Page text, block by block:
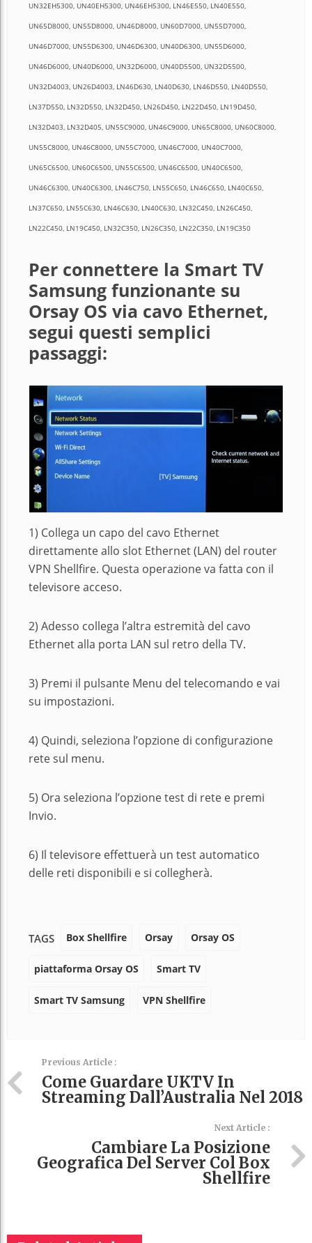
UN32EH5300, UN40EH5300, UN46EH5300, LN46E550, LN40E550,
UN65D8000, UN55D8000, UN46D8000, UN60D7000, UN55D7000,
UN46D7000, UN55D6300, UN46D6300, UN40D6300, UN55D6000,
UN46D6000, UN40D6000, UN32D6000, UN40D5500, UN32D5500,
UN32D4003, UN26D4003, LN46D630, LN40D630, LN46D550, LN40D550,
LN37D550, LN32D550, LN32D450, LN26D450, LN22D450, LN19D450,
LN32D403, LN32D405, UN55C9000, UN46C9000, UN65C8000, UN60C8000,
UN55C8000, UN46C8000, UN55C7000, UN46C7000, UN40C7000,
UN65C6500, UN60C6500, UN55C6500, UN46C6500, UN40C6500,
UN46C6300, UN40C6300, LN46C750, LN55C650, LN46C650, LN40C650,
LN37C650, LN55C630, LN46C630, LN40C630, LN32C450, LN26C450,
LN22C450, LN19C450, LN32C350, LN26C350, LN22C350, LN19C350
Per connettere la Smart TV
Samsung funzionante su
Orsay OS via cavo Ethernet,
segui questi semplici
passaggi:
1) Collega un capo del cavo Ethernet
direttamente allo slot Ethernet (LAN) del router
VPN Shellfire. Questa operazione va fatta con il
televisore acceso.
2) Adesso collega l’altra estremità del cavo
Ethernet alla porta LAN sul retro della TV.
3) Premi il pulsante Menu del telecomando e vai
su impostazioni.
4) Quindi, seleziona l’opzione di configurazione
rete sul menu.
5) Ora seleziona l’opzione test di rete e premi
Invio.
6) Il televisore effettuerà un test automatico
delle reti disponibili e si collegherà.
TAGS Box Shellfire Orsay Orsay OS
piattaforma Orsay OS Smart TV
Smart TV Samsung VPN Shellfire
Previous Article :
Come Guardare UKTV In
Streaming Dall’Australia Nel 2018
Next Article :
Cambiare La Posizione
Geografica Del Server Col Box
Shellfire